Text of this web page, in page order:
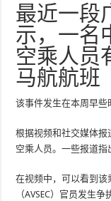
最近一段
示，一名
空乘人员
马航航班
该事件发生在本周早些
根据视频和社交媒体报
空乘人员。一些报道指
在视频中，可以看到
（AVSEC）官员发生争